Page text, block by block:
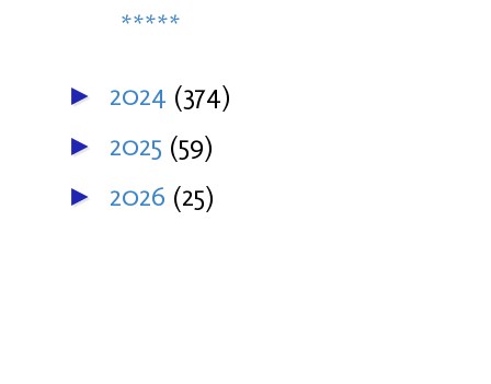
*****
► 2024 (374)
► 2025 (59)
► 2026 (25)